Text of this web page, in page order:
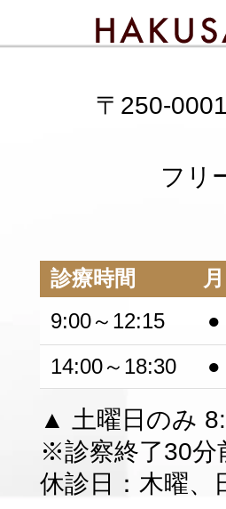
〒250-
フリ
診療時間 月
9:00～12:15
●
14:00～18:30
●
▲ 土曜日のみ
※診察終了30分
休診日：木曜、